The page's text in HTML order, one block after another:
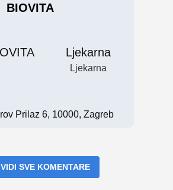
BIOVITA
Ljekarna
Ljekarna
Prilaz 6, 10000, Zagreb
VIDI SVE KOMENTARE